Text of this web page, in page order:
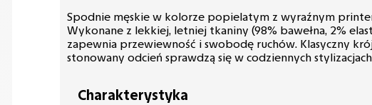
Spodnie męskie w kolorze popielatym z wyraźnym
Wykonane z lekkiej, letniej tkaniny (98% bawełna, 2%
zapewnia przewiewność i swobodę ruchów. Klasyczny
stonowany odcień sprawdzą się w codziennych
Charakterystyka